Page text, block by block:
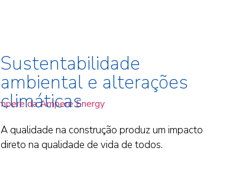
Sustentabilidade
ambiental e alterações
climáticas
A qualidade na construção produz um impacto
direto na qualidade de vida de todos.